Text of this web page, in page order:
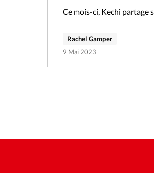
Ce mois-ci, Kechi partage
Rachel Gamper
9 Mai 2023